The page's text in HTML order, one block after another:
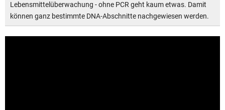
Lebensmittelüberwachung - ohne PCR geht kaum etwas. Damit
können ganz bestimmte DNA-Abschnitte nachgewiesen werden.